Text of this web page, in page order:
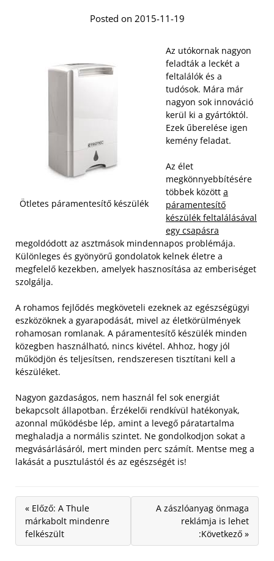
Posted on 2015-11-19
Ötletes páramentesítő készülék
Az utókornak nagyon
feladták a leckét a
feltalálók és a
tudósok. Mára már
nagyon sok innováció
kerül ki a gyártóktól.
Ezek űberelése igen
kemény feladat.
Az élet
megkönnyebbítésére
többek között a
páramentesítő
készülék feltalálásával
egy csapásra
megoldódott az asztmások mindennapos problémája.
Különleges és gyönyörű gondolatok kelnek életre a
megfelelő kezekben, amelyek hasznosítása az emberiséget
szolgálja.
A rohamos fejlődés megköveteli ezeknek az egészségügyi
eszközöknek a gyarapodását, mivel az életkörülmények
rohamosan romlanak. A páramentesítő készülék minden
közegben használható, nincs kivétel. Ahhoz, hogy jól
működjön és teljesítsen, rendszeresen tisztítani kell a
készüléket.
Nagyon gazdaságos, nem használ fel sok energiát
bekapcsolt állapotban. Érzékelői rendkívül hatékonyak,
azonnal működésbe lép, amint a levegő páratartalma
meghaladja a normális szintet. Ne gondolkodjon sokat a
megvásárlásáról, mert minden perc számít. Mentse meg a
lakását a pusztulástól és az egészségét is!
« Előző: A Thule
márkabolt mindenre
felkészült
A zászlóanyag önmaga
reklámja is lehet
:Következő »